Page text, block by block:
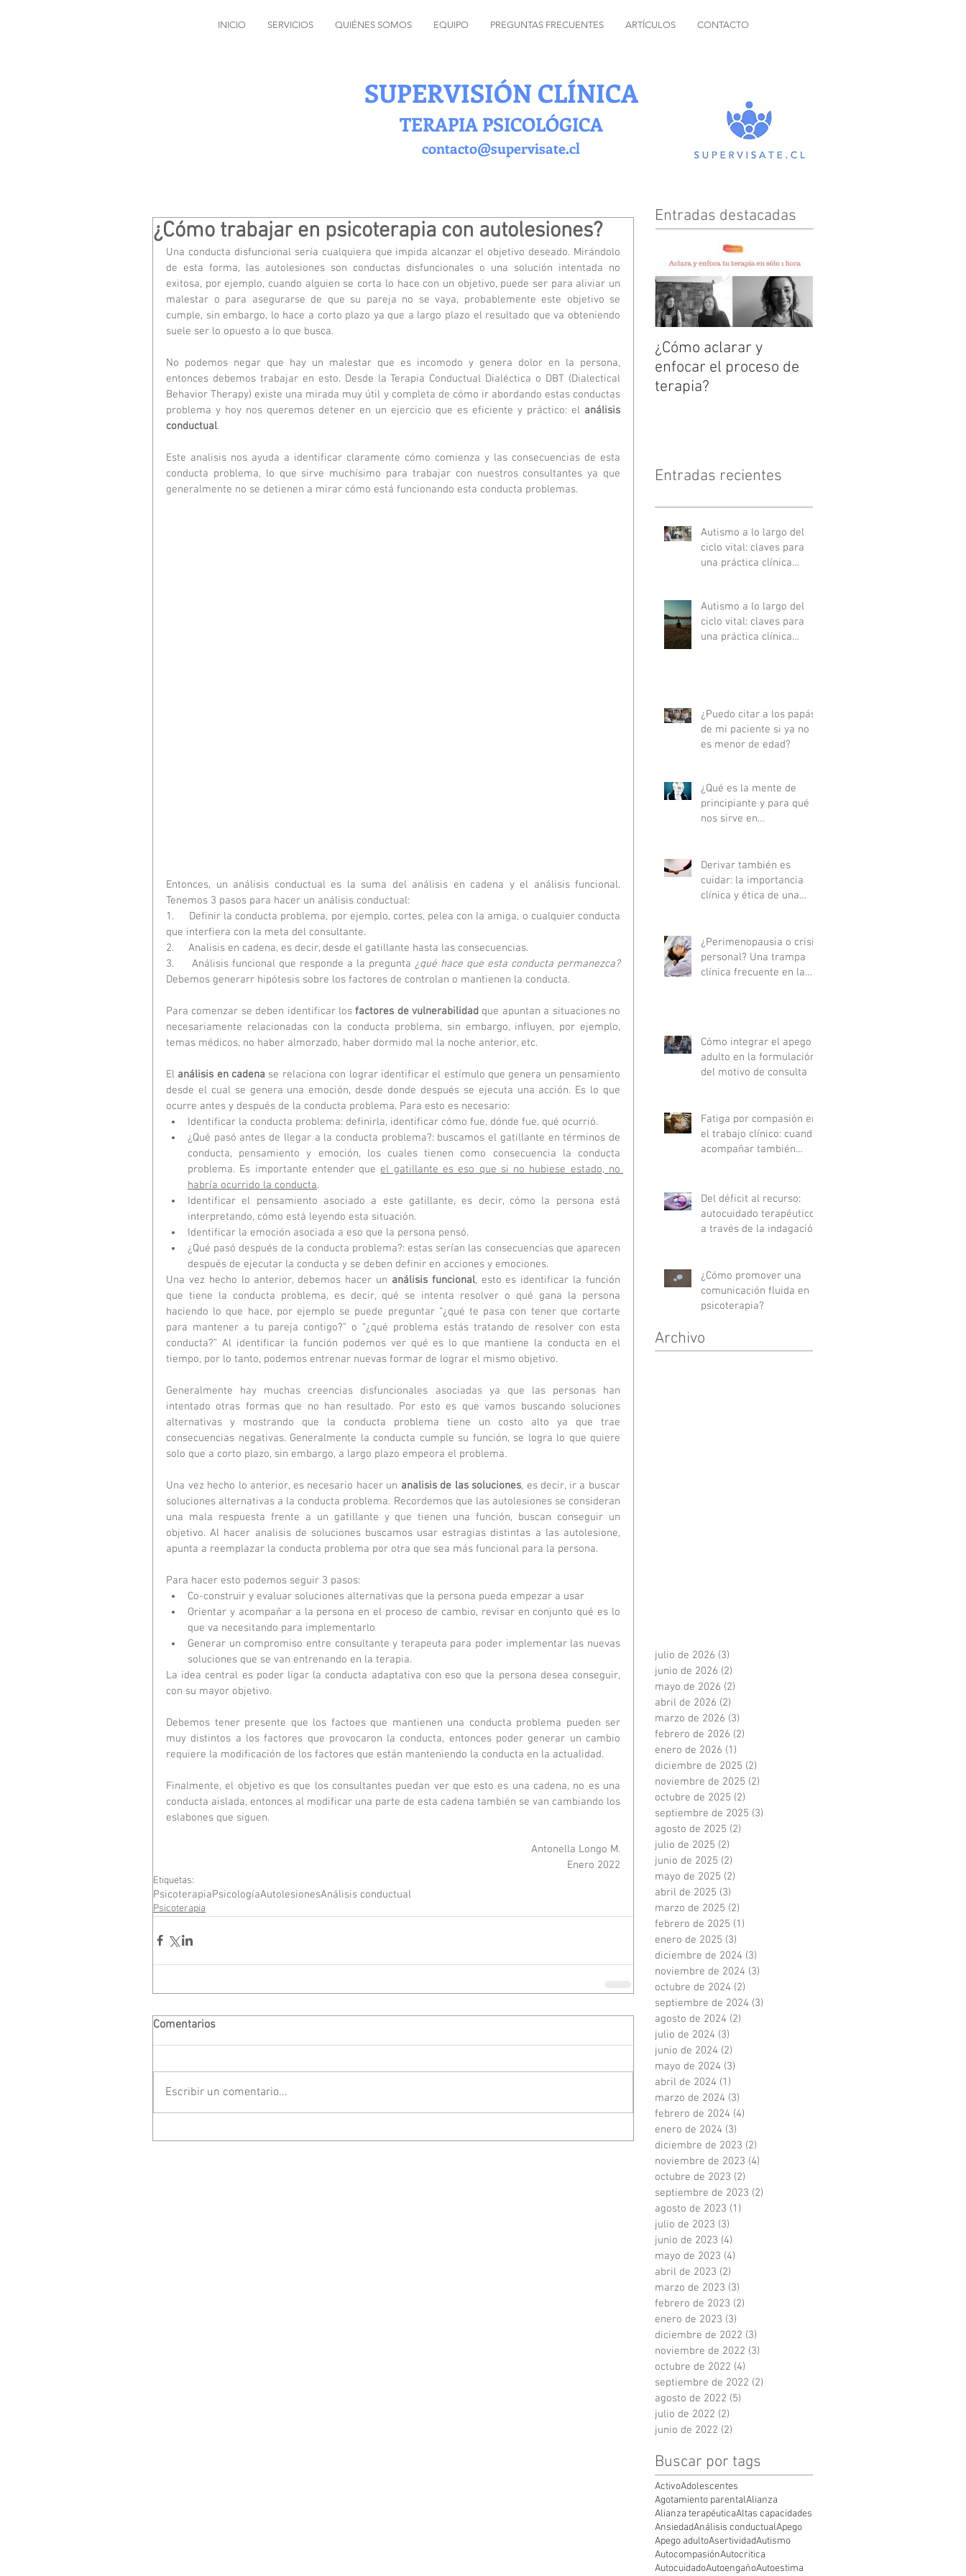
INICIO SERVICIOS QUIÉNES SOMOS EQUIPO PREGUNTAS FRECUENTES ARTÍCULOS CONTACTO
SUPERVISIÓN CLÍNICA
TERAPIA PSICOLÓGICA
contacto@supervisate.cl
¿Cómo trabajar en psicoterapia con autolesiones?
Una conducta disfuncional sería cualquiera que impida alcanzar el objetivo deseado. Mirándolo
de esta forma, las autolesiones son conductas disfuncionales o una solución intentada no
exitosa, por ejemplo, cuando alguien se corta lo hace con un objetivo, puede ser para aliviar un
malestar o para asegurarse de que su pareja no se vaya, probablemente este objetivo se
cumple, sin embargo, lo hace a corto plazo ya que a largo plazo el resultado que va obteniendo
suele ser lo opuesto a lo que busca.
No podemos negar que hay un malestar que es incomodo y genera dolor en la persona,
entonces debemos trabajar en esto. Desde la Terapia Conductual Dialéctica o DBT (Dialectical
Behavior Therapy) existe una mirada muy útil y completa de cómo ir abordando estas conductas
problema y hoy nos queremos detener en un ejercicio que es eficiente y práctico: el análisis
conductual.
Este analisis nos ayuda a identificar claramente cómo comienza y las consecuencias de esta
conducta problema, lo que sirve muchísimo para trabajar con nuestros consultantes ya que
generalmente no se detienen a mirar cómo está funcionando esta conducta problemas.
Entonces, un análisis conductual es la suma del análisis en cadena y el análisis funcional.
Tenemos 3 pasos para hacer un análisis conductual:
1.     Definir la conducta problema, por ejemplo, cortes, pelea con la amiga, o cualquier conducta
que interfiera con la meta del consultante.
2.     Analisis en cadena, es decir, desde el gatillante hasta las consecuencias.
3.     Análisis funcional que responde a la pregunta ¿qué hace que esta conducta permanezca?
Debemos generarr hipótesis sobre los factores de controlan o mantienen la conducta.
Para comenzar se deben identificar los factores de vulnerabilidad que apuntan a situaciones no
necesariamente relacionadas con la conducta problema, sin embargo, influyen, por ejemplo,
temas médicos, no haber almorzado, haber dormido mal la noche anterior, etc.
El análisis en cadena se relaciona con lograr identificar el estímulo que genera un pensamiento
desde el cual se genera una emoción, desde donde después se ejecuta una acción. Es lo que
ocurre antes y después de la conducta problema. Para esto es necesario:
Identificar la conducta problema: definirla, identificar cómo fue, dónde fue, qué ocurrió.
¿Qué pasó antes de llegar a la conducta problema?: buscamos el gatillante en términos de
conducta, pensamiento y emoción, los cuales tienen como consecuencia la conducta
problema. Es importante entender que el gatillante es eso que si no hubiese estado, no
habría ocurrido la conducta.
Identificar el pensamiento asociado a este gatillante, es decir, cómo la persona está
interpretando, cómo está leyendo esta situación.
Identificar la emoción asociada a eso que la persona pensó.
¿Qué pasó después de la conducta problema?: estas serían las consecuencias que aparecen
después de ejecutar la conducta y se deben definir en acciones y emociones.
Una vez hecho lo anterior, debemos hacer un análisis funcional, esto es identificar la función
que tiene la conducta problema, es decir, qué se intenta resolver o qué gana la persona
haciendo lo que hace, por ejemplo se puede preguntar “¿qué te pasa con tener que cortarte
para mantener a tu pareja contigo?” o “¿qué problema estás tratando de resolver con esta
conducta?” Al identificar la función podemos ver qué es lo que mantiene la conducta en el
tiempo, por lo tanto, podemos entrenar nuevas formar de lograr el mismo objetivo.
Generalmente hay muchas creencias disfuncionales asociadas ya que las personas han
intentado otras formas que no han resultado. Por esto es que vamos buscando soluciones
alternativas y mostrando que la conducta problema tiene un costo alto ya que trae
consecuencias negativas. Generalmente la conducta cumple su función, se logra lo que quiere
solo que a corto plazo, sin embargo, a largo plazo empeora el problema.
Una vez hecho lo anterior, es necesario hacer un analisis de las soluciones, es decir, ir a buscar
soluciones alternativas a la conducta problema. Recordemos que las autolesiones se consideran
una mala respuesta frente a un gatillante y que tienen una función, buscan conseguir un
objetivo. Al hacer analisis de soluciones buscamos usar estragias distintas a las autolesione,
apunta a reemplazar la conducta problema por otra que sea más funcional para la persona.
Para hacer esto podemos seguir 3 pasos:
Co-construir y evaluar soluciones alternativas que la persona pueda empezar a usar
Orientar y acompañar a la persona en el proceso de cambio, revisar en conjunto qué es lo
que va necesitando para implementarlo
Generar un compromiso entre consultante y terapeuta para poder implementar las nuevas
soluciones que se van entrenando en la terapia.
La idea central es poder ligar la conducta adaptativa con eso que la persona desea conseguir,
con su mayor objetivo.
Debemos tener presente que los factoes que mantienen una conducta problema pueden ser
muy distintos a los factores que provocaron la conducta, entonces poder generar un cambio
requiere la modificación de los factores que están manteniendo la conducta en la actualidad.
Finalmente, el objetivo es que los consultantes puedan ver que esto es una cadena, no es una
conducta aislada, entonces al modificar una parte de esta cadena también se van cambiando los
eslabones que siguen.
Antonella Longo M.
Enero 2022
Etiquetas:
PsicoterapiaPsicologíaAutolesionesAnálisis conductual
Psicoterapia
Comentarios
Escribir un comentario...
Entradas destacadas
¿Cómo aclarar y
enfocar el proceso de
terapia?
Entradas recientes
Autismo a lo largo del
ciclo vital: claves para
una práctica clínica
Autismo a lo largo del
ciclo vital: claves para
una práctica clínica
¿Puedo citar a los papás
de mi paciente si ya no
es menor de edad?
¿Qué es la mente de
principiante y para qué
nos sirve en
Derivar también es
cuidar: la importancia
clínica y ética de una
¿Perimenopausia o crisis
personal? Una trampa
clínica frecuente en la
Cómo integrar el apego
adulto en la formulación
del motivo de consulta
Fatiga por compasión en
el trabajo clínico: cuando
acompañar también
Del déficit al recurso:
autocuidado terapéutico
a través de la indagación
¿Cómo promover una
comunicación fluida en
psicoterapia?
Archivo
julio de 2026 (3)
junio de 2026 (2)
mayo de 2026 (2)
abril de 2026 (2)
marzo de 2026 (3)
febrero de 2026 (2)
enero de 2026 (1)
diciembre de 2025 (2)
noviembre de 2025 (2)
octubre de 2025 (2)
septiembre de 2025 (3)
agosto de 2025 (2)
julio de 2025 (2)
junio de 2025 (2)
mayo de 2025 (2)
abril de 2025 (3)
marzo de 2025 (2)
febrero de 2025 (1)
enero de 2025 (3)
diciembre de 2024 (3)
noviembre de 2024 (3)
octubre de 2024 (2)
septiembre de 2024 (3)
agosto de 2024 (2)
julio de 2024 (3)
junio de 2024 (2)
mayo de 2024 (3)
abril de 2024 (1)
marzo de 2024 (3)
febrero de 2024 (4)
enero de 2024 (3)
diciembre de 2023 (2)
noviembre de 2023 (4)
octubre de 2023 (2)
septiembre de 2023 (2)
agosto de 2023 (1)
julio de 2023 (3)
junio de 2023 (4)
mayo de 2023 (4)
abril de 2023 (2)
marzo de 2023 (3)
febrero de 2023 (2)
enero de 2023 (3)
diciembre de 2022 (3)
noviembre de 2022 (3)
octubre de 2022 (4)
septiembre de 2022 (2)
agosto de 2022 (5)
julio de 2022 (2)
junio de 2022 (2)
Buscar por tags
ActivoAdolescentes
Agotamiento parentalAlianza
Alianza terapéuticaAltas capacidades
AnsiedadAnálisis conductualApego
Apego adultoAsertividadAutismo
AutocompasiónAutocritica
AutocuidadoAutoengañoAutoestima